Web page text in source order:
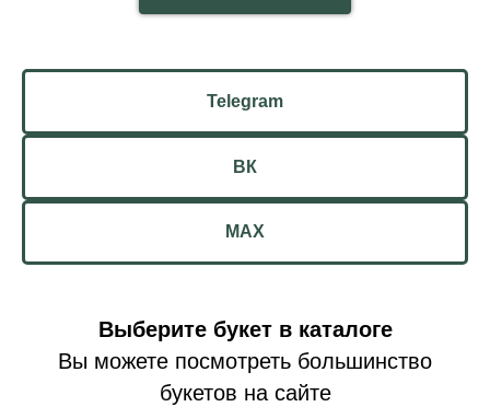
Telegram
ВК
MAX
Выберите букет в каталоге
Вы можете посмотреть большинство
букетов на сайте